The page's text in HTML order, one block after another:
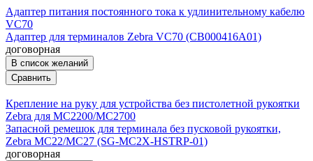
Адаптер питания постоянного тока к удлинительному кабелю
VC70
Адаптер для терминалов Zebra VC70 (CB000416A01)
договорная
В список желаний
Сравнить
Крепление на руку для устройства без пистолетной рукоятки
Zebra для MC2200/MC2700
Запасной ремешок для терминала без пусковой рукоятки,
Zebra MC22/MC27 (SG-MC2X-HSTRP-01)
договорная